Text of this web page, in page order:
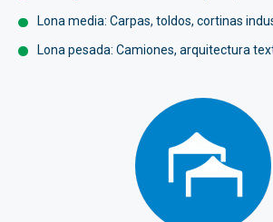
Lona media: Carpas, toldos, cortinas
Lona pesada: Camiones, arquitectura